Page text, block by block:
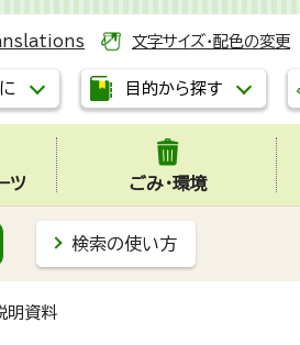
文字サイズ・配色の変更
目的から探す
ツ ごみ・環境
検索の使い方
明資料